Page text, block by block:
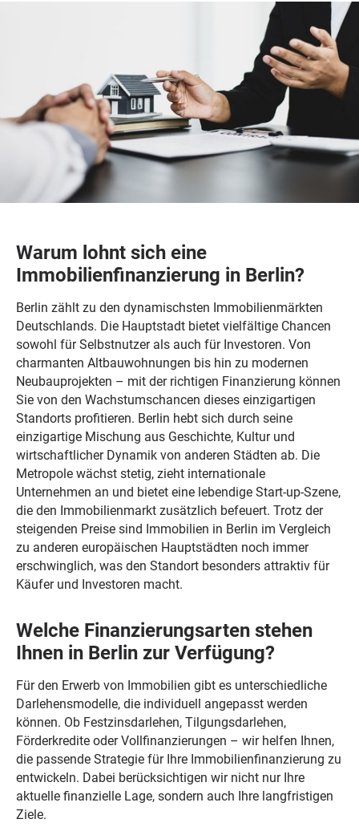
Warum lohnt sich eine
Immobilienfinanzierung in Berlin?
Berlin zählt zu den dynamischsten Immobilienmärkten
Deutschlands. Die Hauptstadt bietet vielfältige Chancen
sowohl für Selbstnutzer als auch für Investoren. Von
charmanten Altbauwohnungen bis hin zu modernen
Neubauprojekten – mit der richtigen Finanzierung können
Sie von den Wachstumschancen dieses einzigartigen
Standorts profitieren. Berlin hebt sich durch seine
einzigartige Mischung aus Geschichte, Kultur und
wirtschaftlicher Dynamik von anderen Städten ab. Die
Metropole wächst stetig, zieht internationale
Unternehmen an und bietet eine lebendige Start-up-Szene,
die den Immobilienmarkt zusätzlich befeuert. Trotz der
steigenden Preise sind Immobilien in Berlin im Vergleich
zu anderen europäischen Hauptstädten noch immer
erschwinglich, was den Standort besonders attraktiv für
Käufer und Investoren macht.
Welche Finanzierungsarten stehen
Ihnen in Berlin zur Verfügung?
Für den Erwerb von Immobilien gibt es unterschiedliche
Darlehensmodelle, die individuell angepasst werden
können. Ob Festzinsdarlehen, Tilgungsdarlehen,
Förderkredite oder Vollfinanzierungen – wir helfen Ihnen,
die passende Strategie für Ihre Immobilienfinanzierung zu
entwickeln. Dabei berücksichtigen wir nicht nur Ihre
aktuelle finanzielle Lage, sondern auch Ihre langfristigen
Ziele.